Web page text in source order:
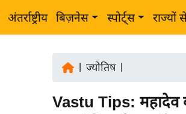
अंतर्राष्ट्रीय बिज़नेस स्पोर्ट्स राज्यों
ज्योतिष|
Vastu Tips: महादेव